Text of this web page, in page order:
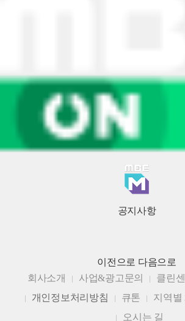
공지사항
이전으로 다음으로
회사소개
사업&광고문의 클린
개인정보처리방침
큐톤 지역별
오시는 길